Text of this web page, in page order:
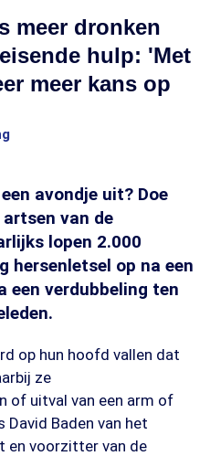
meer dronken
hulp: 'Met
meer kans op
avondje uit? Doe
van de
lopen 2.000
hersenletsel op na een
een verdubbeling ten
op hun hoofd vallen dat
ze
of uitval van een arm of
David Baden van het
en voorzitter van de